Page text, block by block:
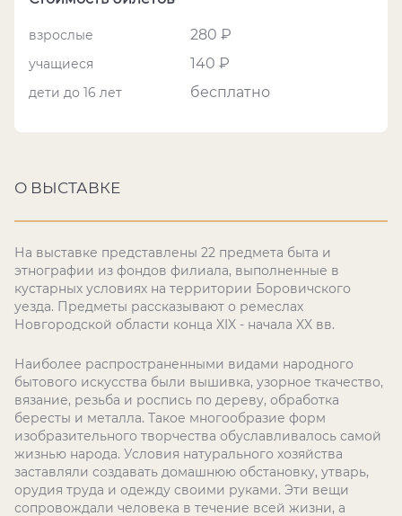
взрослые 280 ₽
учащиеся 140 ₽
дети до 16 лет бесплатно
О ВЫСТАВКЕ
На выставке представлены 22 предмета быта и
этнографии из фондов филиала, выполненные в
кустарных условиях на территории Боровичского
уезда. Предметы рассказывают о ремеслах
Новгородской области конца XIX - начала XX вв.
Наиболее распространенными видами народного
бытового искусства были вышивка, узорное ткачество,
вязание, резьба и роспись по дереву, обработка
бересты и металла. Такое многообразие форм
изобразительного творчества обуславливалось самой
жизнью народа. Условия натурального хозяйства
заставляли создавать домашнюю обстановку, утварь,
орудия труда и одежду своими руками. Эти вещи
сопровождали человека в течение всей жизни, а